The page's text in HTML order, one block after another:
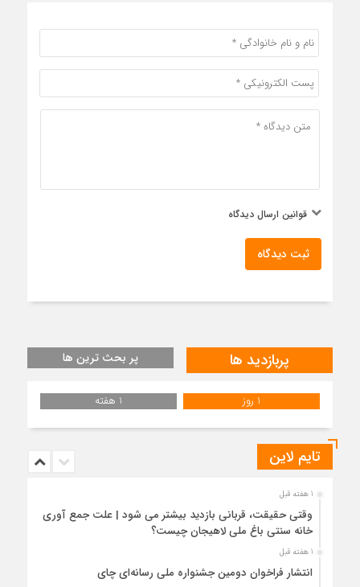
قوانین ارسال دیدگاه
ثبت دیدگاه
پربازدید ها پر بحث ترین ها
1 روز 1 هفته
تایم لاین
1 هفته قبل
وقتی حقیقت، قربانی بازدید بیشتر می شود | علت جمع آوری
خانه سنتی باغ ملی لاهیجان چیست؟
1 هفته قبل
انتشار فراخوان دومین جشنواره ملی رسانه‌ای چای